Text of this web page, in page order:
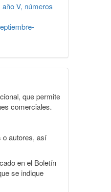
V, números
que permite
comerciales.
o autores, así
en el Boletín
se indique